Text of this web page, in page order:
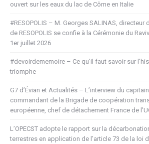
ouvert sur les eaux du lac de Côme en Italie
#RESOPOLIS – M. Georges SALINAS, directeur
de RESOPOLIS se confie à la Cérémonie du
1er juillet 2026
#devoirdememoire – Ce qu’il faut savoir sur
triomphe
G7 d’Évian et Actualités – L’interview du
commandant de la Brigade de coopération
européenne, chef de détachement France de
L’OPECST adopte le rapport sur la
terrestres en application de l’article 73 de la loi